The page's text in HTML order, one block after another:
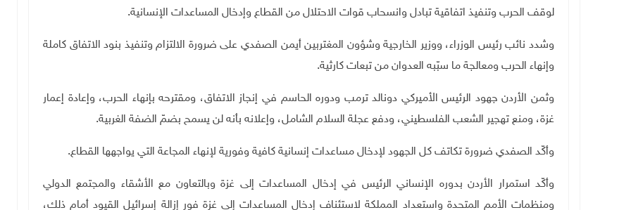
لوقف الحرب وتنفيذ اتفاقية تبادل وانسحاب قوات الاحتلال من القطاع وإدخال المساعدات الإنسانية.
وشدد نائب رئيس الوزراء، ووزير الخارجية وشؤون المغتربين أيمن الصفدي على ضرورة الالتزام وتنفيذ بنود الاتفاق كاملة
وإنهاء الحرب ومعالجة ما سبّبه العدوان من تبعات كارثية.
وثمن الأردن جهود الرئيس الأميركي دونالد ترمب ودوره الحاسم في إنجاز الاتفاق، ومقترحه بإنهاء الحرب، وإعادة إعمار
غزة، ومنع تهجير الشعب الفلسطيني، ودفع عجلة السلام الشامل، وإعلانه بأنه لن يسمح بضمّ الضفة الغربية.
وأكّد الصفدي ضرورة تكاتف كل الجهود لإدخال مساعدات إنسانية كافية وفورية لإنهاء المجاعة التي يواجهها القطاع.
وأكّد استمرار الأردن بدوره الإنساني الرئيس في إدخال المساعدات إلى غزة وبالتعاون مع الأشقاء والمجتمع الدولي
ومنظمات الأمم المتحدة واستعداد المملكة لاستئناف إدخال المساعدات إلى غزة فور إزالة إسرائيل القيود أمام ذلك،